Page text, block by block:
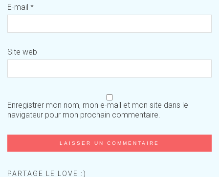
E-mail *
Site web
Enregistrer mon nom, mon e-mail et mon site dans le
navigateur pour mon prochain commentaire.
PARTAGE LE LOVE :)